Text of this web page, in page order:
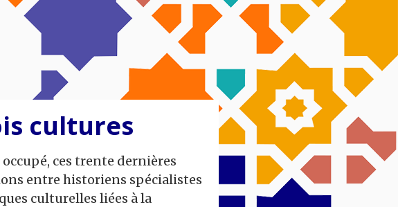
cultures
ces trente dernières
entre historiens spécialistes
culturelles liées à la